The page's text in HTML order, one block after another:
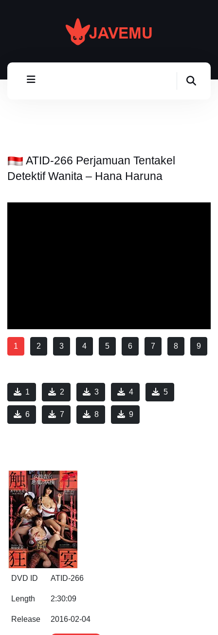
ATID-266 Perjamuan Tentakel
Detektif Wanita – Hana Haruna
1 2 3 4 5 6 7 8 9
1 2 3 4 5
6 7 8 9
DVD ID ATID-266
Length 2:30:09
Release 2016-02-04